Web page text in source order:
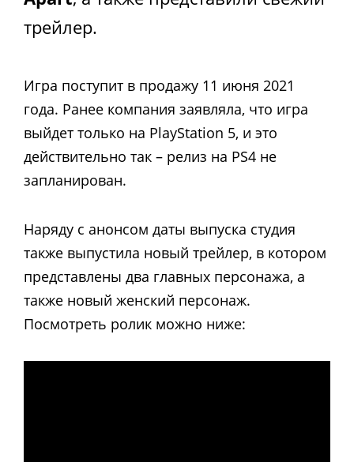
трейлер.
Игра поступит в продажу 11 июня 2021
года. Ранее компания заявляла, что игра
выйдет только на PlayStation 5, и это
действительно так – релиз на PS4 не
запланирован.
Наряду с анонсом даты выпуска студия
также выпустила новый трейлер, в котором
представлены два главных персонажа, а
также новый женский персонаж.
Посмотреть ролик можно ниже: